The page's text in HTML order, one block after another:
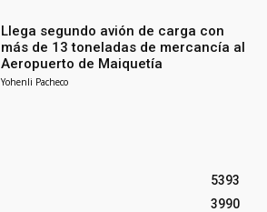
Llega segundo avión de carga con
más de 13 toneladas de mercancía al
Aeropuerto de Maiquetía
Yohenli Pacheco
5393
3990